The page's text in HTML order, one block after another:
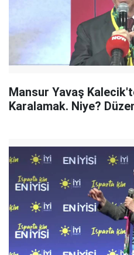
Mansur Yavaş
Karalamak. Niye?